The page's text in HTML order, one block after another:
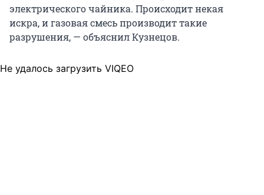
электрического чайника. Происходит некая
искра, и газовая смесь производит такие
разрушения, — объяснил Кузнецов.
Не удалось загрузить VIQEO